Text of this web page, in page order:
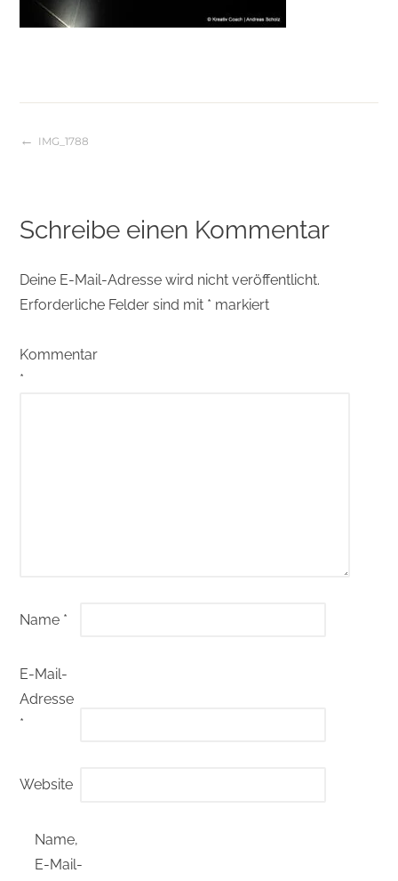
Beitragsnavigation
IMG_1788
Schreibe einen Kommentar
Deine E-Mail-Adresse wird nicht veröffentlicht.
Erforderliche Felder sind mit * markiert
Kommentar
*
Name *
E-Mail-
Adresse
*
Website
Name,
E-Mail-